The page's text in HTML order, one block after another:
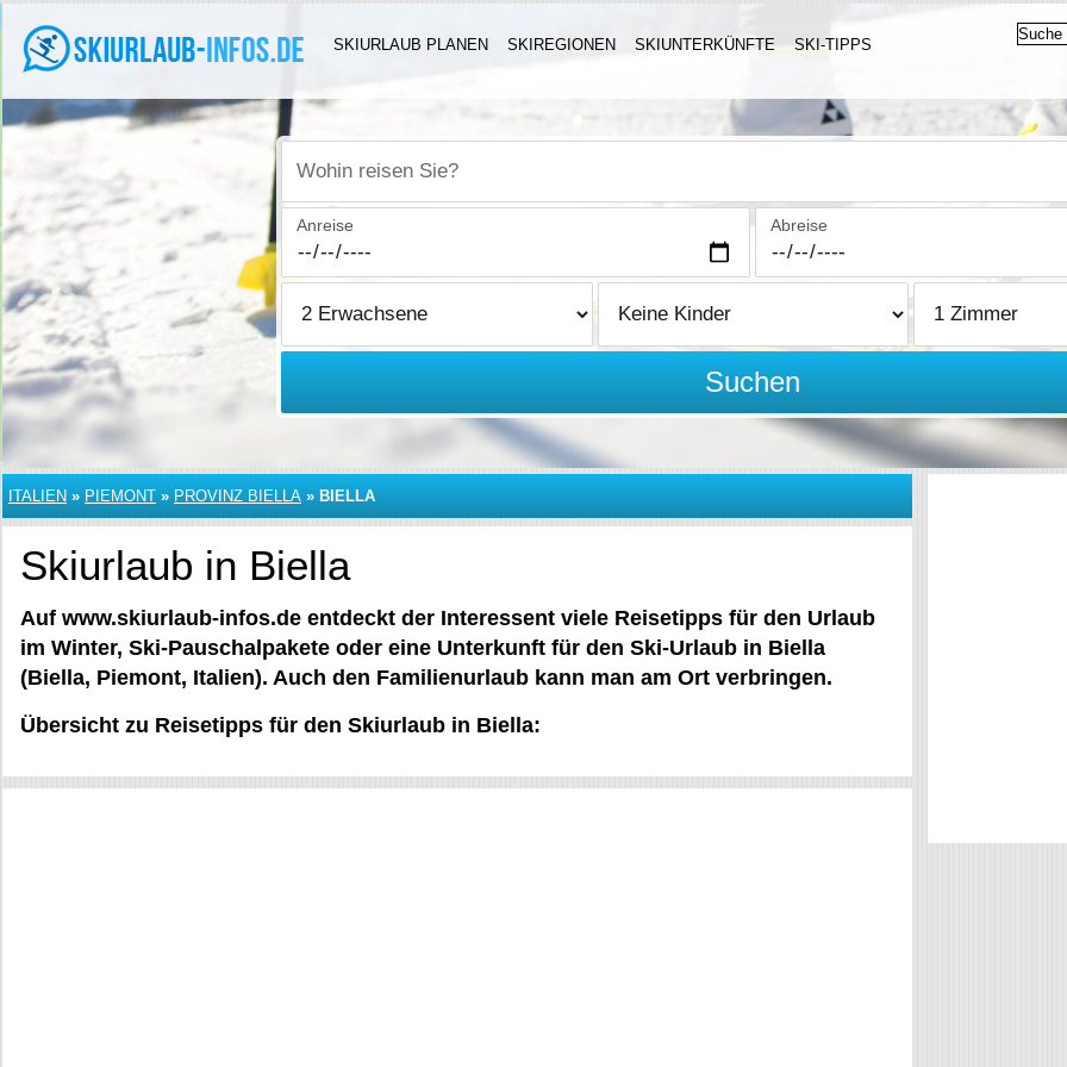
SKIURLAUB PLANEN SKIREGIONEN SKIUNTERKÜNFTE SKI-TIPPS
Wohin reisen Sie?
Anreise Abreise
Suchen
ITALIEN » PIEMONT » PROVINZ BIELLA » BIELLA
Skiurlaub in Biella
Auf www.skiurlaub-infos.de entdeckt der Interessent viele Reisetipps für den Urlaub
im Winter, Ski-Pauschalpakete oder eine Unterkunft für den Ski-Urlaub in Biella
(Biella, Piemont, Italien). Auch den Familienurlaub kann man am Ort verbringen.
Übersicht zu Reisetipps für den Skiurlaub in Biella: